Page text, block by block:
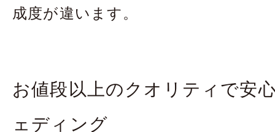
成度が違います。
お値段以上のクオリティで安
ェディング